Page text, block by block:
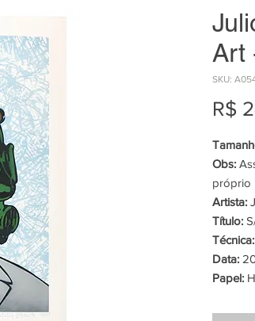
Art
SKU:
R$
Obs:
próprio
Artista:
Título:
Técnica:
Data:
Papel: